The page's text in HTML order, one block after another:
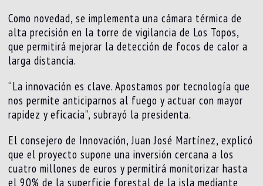
Como novedad, se implementa una cámara térmica de
alta precisión en la torre de vigilancia de Los Topos,
que permitirá mejorar la detección de focos de calor a
larga distancia.
“La innovación es clave. Apostamos por tecnología que
nos permite anticiparnos al fuego y actuar con mayor
rapidez y eficacia”, subrayó la presidenta.
El consejero de Innovación, Juan José Martínez, explicó
que el proyecto supone una inversión cercana a los
cuatro millones de euros y permitirá monitorizar hasta
el 90% de la superficie forestal de la isla mediante